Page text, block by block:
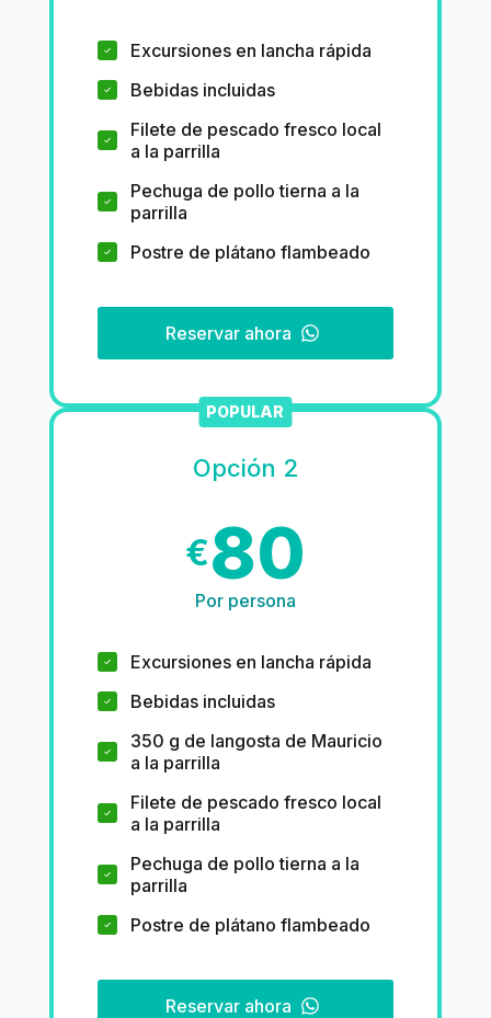
Excursiones en lancha rápida
Bebidas incluidas
Filete de pescado fresco local
a la parrilla
Pechuga de pollo tierna a la
parrilla
Postre de plátano flambeado
Reservar ahora
POPULAR
Opción 2
€80
Por persona
Excursiones en lancha rápida
Bebidas incluidas
350 g de langosta de Mauricio
a la parrilla
Filete de pescado fresco local
a la parrilla
Pechuga de pollo tierna a la
parrilla
Postre de plátano flambeado
Reservar ahora